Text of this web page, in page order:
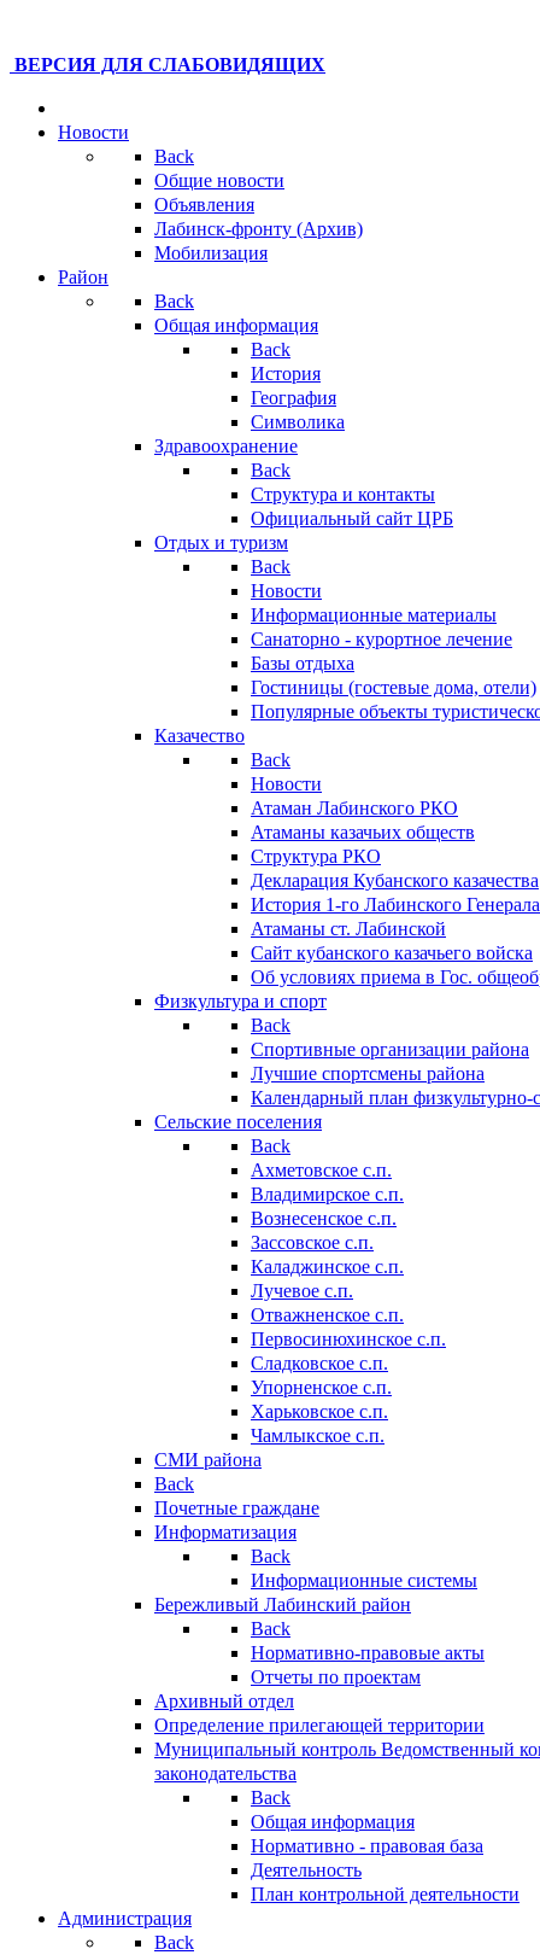
ВЕРСИЯ ДЛЯ СЛАБОВИДЯЩИХ
Новости
Back
Общие новости
Объявления
Лабинск-фронту (Архив)
Мобилизация
Район
Back
Общая информация
Back
История
География
Символика
Здравоохранение
Back
Структура и контакты
Официальный сайт ЦРБ
Отдых и туризм
Back
Новости
Информационные материалы
Санаторно - курортное лечение
Базы отдыха
Гостиницы (гостевые дома, отели)
Популярные объекты
Казачество
Back
Новости
Атаман Лабинского РКО
Атаманы казачьих обществ
Структура РКО
Декларация Кубанского казачества
История 1-го Лабинского
Атаманы ст. Лабинской
Cайт кубанского казачьего войска
Об условиях приема в Гос.
Физкультура и спорт
Back
Спортивные организации района
Лучшие спортсмены района
Календарный план
Сельские поселения
Back
Ахметовское с.п.
Владимирское с.п.
Вознесенское с.п.
Зассовское с.п.
Каладжинское с.п.
Лучевое с.п.
Отважненское с.п.
Первосинюхинское с.п.
Сладковское с.п.
Упорненское с.п.
Харьковское с.п.
Чамлыкское с.п.
СМИ района
Back
Почетные граждане
Информатизация
Back
Информационные системы
Бережливый Лабинский район
Back
Нормативно-правовые акты
Отчеты по проектам
Архивный отдел
Определение прилегающей территории
Муниципальный контроль Ведомственный
законодательства
Back
Общая информация
Нормативно - правовая база
Деятельность
План контрольной деятельности
Администрация
Back